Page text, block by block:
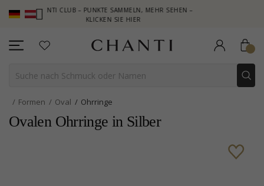
CHANTI CLUB – PUNKTE SAMMELN, MEHR SEHEN –
KLICKEN SIE HIER
Formen Oval Ohrringe
Ovalen Ohrringe in Silber